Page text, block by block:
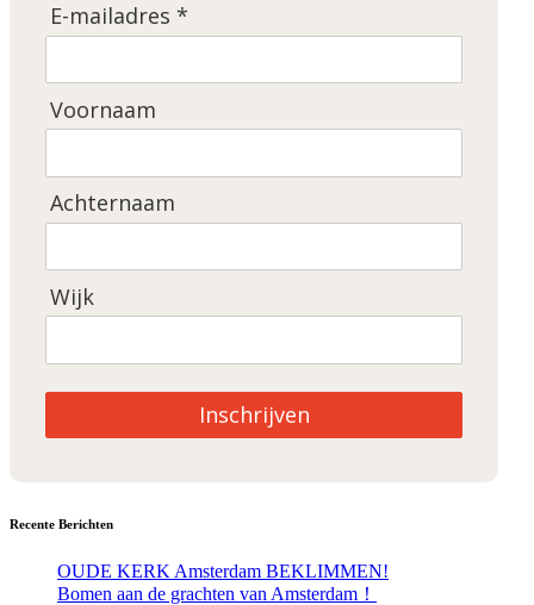
E-mailadres *
Voornaam
Achternaam
Wijk
Inschrijven
Recente Berichten
OUDE KERK Amsterdam BEKLIMMEN!
Bomen aan de grachten van Amsterdam！